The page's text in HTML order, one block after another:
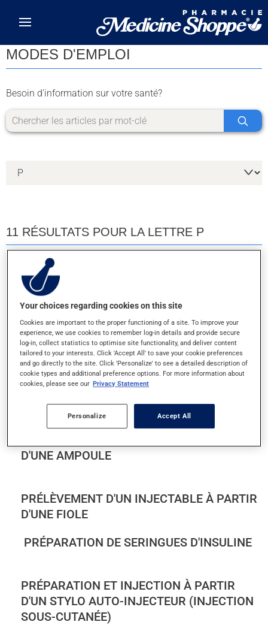
MODES D'EMPLOI
Besoin d'information sur votre santé?
11 RÉSULTATS POUR LA LETTRE P
POMMADE POUR LES YEUX
POMMADE RECTALE
PRÉCAUTIONS - MÉDICAMENT
ANTINÉOPLASIQUE
D'UNE AMPOULE
PRÉLÈVEMENT D'UN INJECTABLE À PARTIR
D'UNE FIOLE
PRÉPARATION DE SERINGUES D'INSULINE
PRÉPARATION ET INJECTION À PARTIR
D'UN STYLO AUTO-INJECTEUR (INJECTION
SOUS-CUTANÉE)
Your choices regarding cookies on this site
Cookies are important to the proper functioning of a site. To improve your
experience, we use cookies to remember log-in details and provide secure
log-in, collect statistics to optimise site functionality, and deliver content
tailored to your interests. Click 'Accept All' to save your cookie preferences
and go directly to the site. Click 'Personalize' to see a detailed description of
cookie types and additional preference options. For more information about
cookies, please see our Privacy Statement
Personalize Accept All